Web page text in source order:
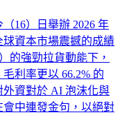
16）日舉辦 2026 年
資本市場震撼的成績
的強勁拉貨動能下，
利率更以 66.2% 的
資對於 AI 泡沫化與
中連發金句，以絕對